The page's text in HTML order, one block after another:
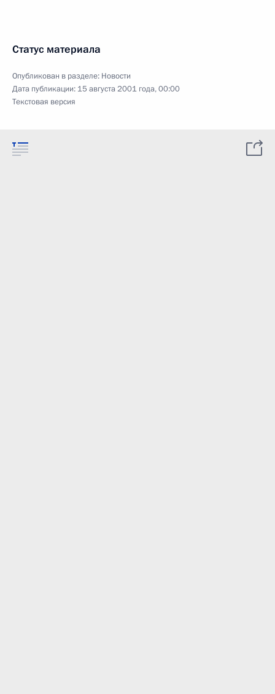
Статус материала
Опубликован в разделе: Новости
Дата публикации: 15 августа 2001 года, 00:00
Текстовая версия